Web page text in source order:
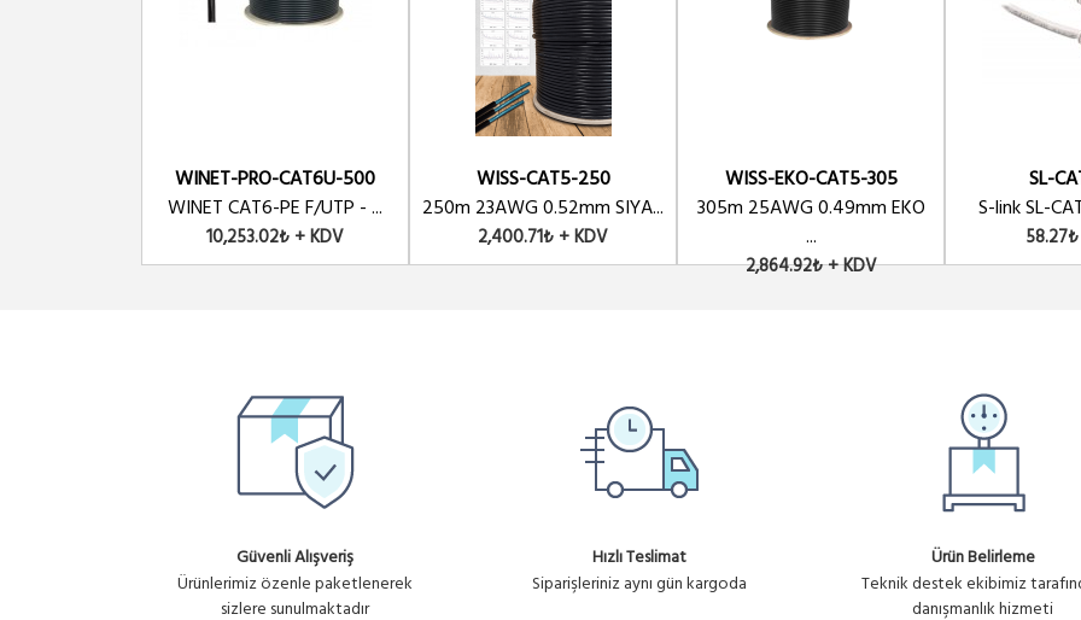
WINET-PRO-CAT6U-500
WINET CAT6-PE F/UTP - ...
10,253.02₺ + KDV
WISS-CAT5-250
250m 23AWG 0.52mm SIYA...
2,400.71₺ + KDV
WISS-EKO-CAT5-305
305m 25AWG 0.49mm EKO
...
2,864.92₺ + KDV
SL-
S-link SL-
Güvenli Alışveriş
Ürünlerimiz özenle paketlenerek
sizlere sunulmaktadır
Hızlı Teslimat
Siparişleriniz aynı gün kargoda
Ürün Belirleme
Teknik destek ekibimiz
danışmanlık hizmeti